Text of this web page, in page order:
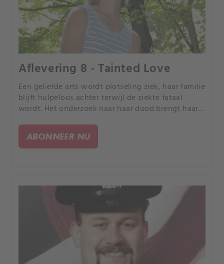
Aflevering 8 - Tainted Love
Een geliefde arts wordt plotseling ziek, haar familie
blijft hulpeloos achter terwijl de ziekte fataal
wordt. Het onderzoek naar haar dood brengt haar
die tijd aan hun zijde heeft gestaan.
ABONNEER NU